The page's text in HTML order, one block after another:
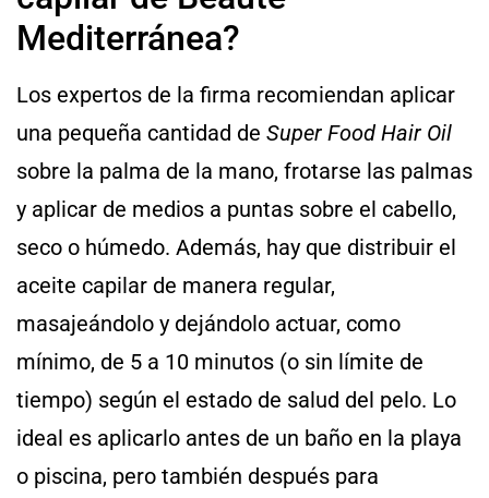
Mediterránea?
Los expertos de la firma recomiendan aplicar
una pequeña cantidad de Super Food Hair Oil
sobre la palma de la mano, frotarse las palmas
y aplicar de medios a puntas sobre el cabello,
seco o húmedo. Además, hay que distribuir el
aceite capilar de manera regular,
masajeándolo y dejándolo actuar, como
mínimo, de 5 a 10 minutos (o sin límite de
tiempo) según el estado de salud del pelo. Lo
ideal es aplicarlo antes de un baño en la playa
o piscina, pero también después para